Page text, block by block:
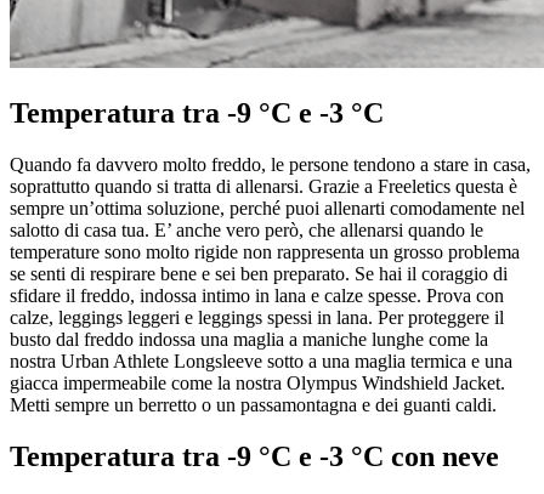
Temperatura tra -9 °C e -3 °C
Quando fa davvero molto freddo, le persone tendono a stare in casa,
soprattutto quando si tratta di allenarsi. Grazie a Freeletics questa è
sempre un’ottima soluzione, perché puoi allenarti comodamente nel
salotto di casa tua. E’ anche vero però, che allenarsi quando le
temperature sono molto rigide non rappresenta un grosso problema
se senti di respirare bene e sei ben preparato. Se hai il coraggio di
sfidare il freddo, indossa intimo in lana e calze spesse. Prova con
calze, leggings leggeri e leggings spessi in lana. Per proteggere il
busto dal freddo indossa una maglia a maniche lunghe come la
nostra Urban Athlete Longsleeve sotto a una maglia termica e una
giacca impermeabile come la nostra Olympus Windshield Jacket.
Metti sempre un berretto o un passamontagna e dei guanti caldi.
Temperatura tra -9 °C e -3 °C con neve